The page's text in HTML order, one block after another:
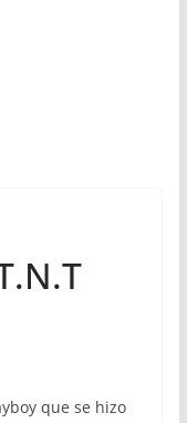
que se hizo